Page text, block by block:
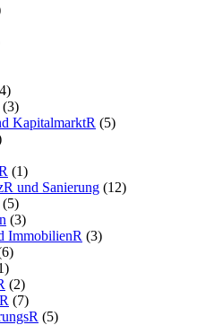
(3)
KapitalmarktR (5)
(1)
und Sanierung (12)
(5)
(3)
ImmobilienR (3)
(2)
(7)
(5)